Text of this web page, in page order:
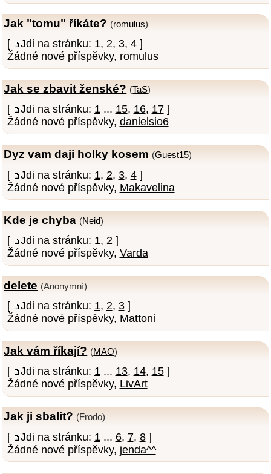
Jak "tomu" říkáte? (romulus)
[ Jdi na stránku: 1, 2, 3, 4]
Žádné nové příspěvky, romulus
Jak se zbavit ženské? (TaS)
[ Jdi na stránku: 1... 15, 16, 17]
Žádné nové příspěvky, danielsio6
Dyz vam daji holky kosem (Guest15)
[ Jdi na stránku: 1, 2, 3, 4]
Žádné nové příspěvky, Makavelina
Kde je chyba (Neid)
[ Jdi na stránku: 1, 2 ]
Žádné nové příspěvky, Varda
delete (Anonymní)
[ Jdi na stránku: 1, 2, 3]
Žádné nové příspěvky, Mattoni
Jak vám říkají? (MAO)
[ Jdi na stránku: 1... 13, 14, 15]
Žádné nové příspěvky, LivArt
Jak ji sbalit? (Frodo)
[ Jdi na stránku: 1 ... 6, 7, 8]
Žádné nové příspěvky, jenda^^